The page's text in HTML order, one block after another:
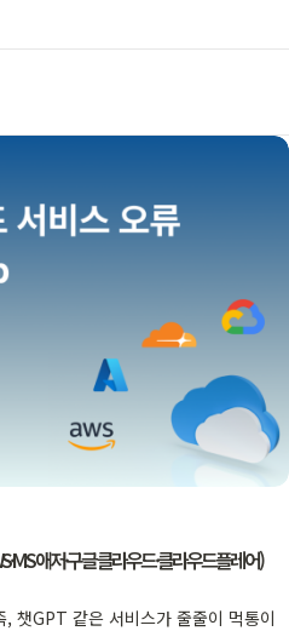
애저·구글 클라우드·클라우드플레어)
챗GPT 같은 서비스가 줄줄이 먹통이